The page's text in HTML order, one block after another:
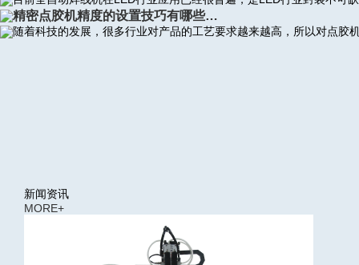
精密点胶机精度的设置技巧有哪些…
随着科技的发展，很多行业对产品的工艺要求越来越高，所以对点胶
新闻资讯
MORE+